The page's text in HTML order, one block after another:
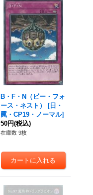
B・F・N（ビー・フォ
ース・ネスト）
[日・
罠・CP19・ノーマル]
50円(税込)
在庫数 9枚